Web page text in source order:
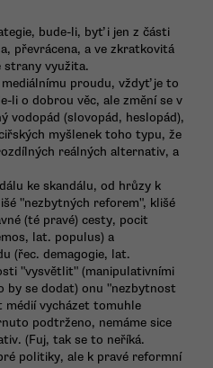
bude-li, byť i jen z části
převrácena, a ve zkratkovitá
strany využita.
proudu, vždyť je to
li o dobrou věc, ale změní se v
vodopád (slovopád, heslopád),
myšlenek toho typu, že
reálných alternativ, a
ke skandálu, od hrůzy k
"nezbytných reforem", klišé
(té pravé) cesty, pocit
lat. populus) a
(řec. demagogie, lat.
"vysvětlit" (manipulativními
by se dodat) onu "nezbytnost
médií vycházet tomuhle
podtrženo, nemáme sice
(Fuj, tak se to neříká.
politiky, ale k pravé reformní